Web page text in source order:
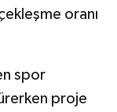
oranı
spor
proje